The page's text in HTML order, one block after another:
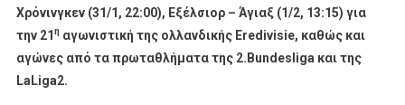
Χρόνινγκεν (31/1, 22:00), Εξέλσιορ – Άγιαξ (1/2, 13:15) για
την 21 ηαγωνιστική της ολλανδικής Eredivisie, καθώς και
αγώνες από τα πρωταθλήματα της 2. Bundesliga και της
LaLiga2.